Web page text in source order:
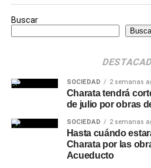
Buscar
SOCIEDAD 2 semanas
Charata tendrá
de julio por obras
SOCIEDAD 2 semanas
Hasta cuándo
Charata por las
Acueducto